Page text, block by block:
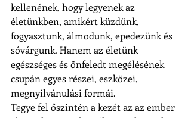
kellenének, hogy legyenek az
életünkben, amikért küzdünk,
fogyasztunk, álmodunk, epedezünk és
sóvárgunk. Hanem az életünk
egészséges és önfeledt megélésének
csupán egyes részei, eszközei,
megnyilvánulási formái.
Tegye fel őszintén a kezét az az ember